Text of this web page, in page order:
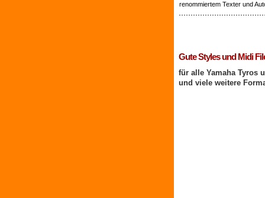
renommiertem Texter und
Gute Styles und Midi
für alle Yamaha Tyros
und viele weitere